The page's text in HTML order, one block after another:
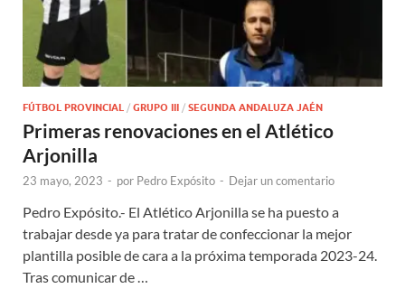
FÚTBOL PROVINCIAL / GRUPO III / SEGUNDA ANDALUZA JAÉN
Primeras renovaciones en el Atlético
Arjonilla
23 mayo, 2023 - por Pedro Expósito - Dejar un comentario
Pedro Expósito.- El Atlético Arjonilla se ha puesto a
trabajar desde ya para tratar de confeccionar la mejor
plantilla posible de cara a la próxima temporada 2023-24.
Tras comunicar de …